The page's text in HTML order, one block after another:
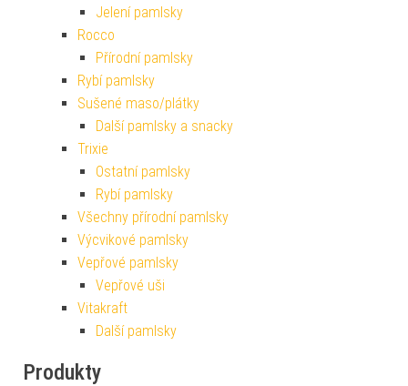
Jelení pamlsky
Rocco
Přírodní pamlsky
Rybí pamlsky
Sušené maso/plátky
Další pamlsky a snacky
Trixie
Ostatní pamlsky
Rybí pamlsky
Všechny přírodní pamlsky
Výcvikové pamlsky
Vepřové pamlsky
Vepřové uši
Vitakraft
Další pamlsky
Produkty